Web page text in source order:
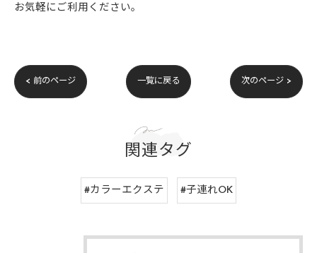
お気軽にご利用ください。
< 前のページ 一覧に戻る 次のページ >
関連タグ
#カラーエクステ #子連れOK